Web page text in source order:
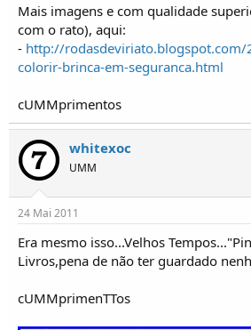
Mais imagens e com qualidade
com o rato), aqui:
- http://
colorir-brinca-em-seguranca.html
cUMMprimentos
whitexoc
UMM
24 Mai 2011
Era mesmo isso...Velhos
Livros,pena de não ter guardado
cUMMprimenTTos